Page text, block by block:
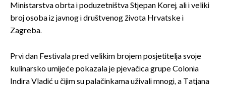
Ministarstva obrta i poduzetništva Stjepan Korej, ali i veliki
broj osoba iz javnog i društvenog života Hrvatske i
Zagreba.
Prvi dan Festivala pred velikim brojem posjetitelja svoje
kulinarsko umijeće pokazala je pjevačica grupe Colonia
Indira Vladić u čijim su palačinkama uživali mnogi, a Tatjana